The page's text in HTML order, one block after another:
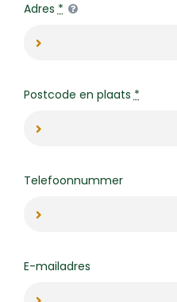
Adres*
Postcode en plaats*
Telefoonnummer
E-mailadres